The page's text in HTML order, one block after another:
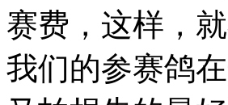
赛费，这样，
我们的参赛鸽